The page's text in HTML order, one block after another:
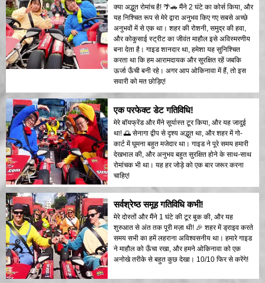
क्या अद्भुत रोमांच है! 🌴🚗 मैंने 2 घंटे का कोर्स किया, और
यह निश्चित रूप से मेरे द्वारा अनुभव किए गए सबसे अच्छे
अनुभवों में से एक था। शहर की रोशनी, समुद्र की हवा,
और कोकुसाई स्ट्रीट का जीवंत माहौल इसे अविस्मरणीय
बना देता है। गाइड शानदार था, हमेशा यह सुनिश्चित
करता था कि हम आरामदायक और सुरक्षित रहें जबकि
ऊर्जा ऊँची बनी रहे। अगर आप ओकिनावा में हैं, तो इस
सवारी को मत छोड़िए!
एक परफेक्ट डेट गतिविधि!
मेरे बॉयफ्रेंड और मैंने सूर्यास्त टूर किया, और यह जादुई
था! 🌅 सेनागा द्वीप से दृश्य अद्भुत था, और शहर में गो-
कार्ट में घूमना बहुत मजेदार था। गाइड ने पूरे समय हमारी
देखभाल की, और अनुभव बहुत सुरक्षित होने के साथ-साथ
रोमांचक भी था। यह हर जोड़े को एक बार जरूर करना
चाहिए!
सर्वश्रेष्ठ समूह गतिविधि कभी!
मेरे दोस्तों और मैंने 1 घंटे की टूर बुक की, और यह
शुरुआत से अंत तक पूरी मज़ा थी! 🎉 शहर में ड्राइव करते
समय सभी का हमें लहराना अविश्वसनीय था। हमारे गाइड
ने माहौल को ऊँचा रखा, और हमने ओकिनावा को एक
अनोखे तरीके से बहुत कुछ देखा। 10/10 फिर से करेंगे!